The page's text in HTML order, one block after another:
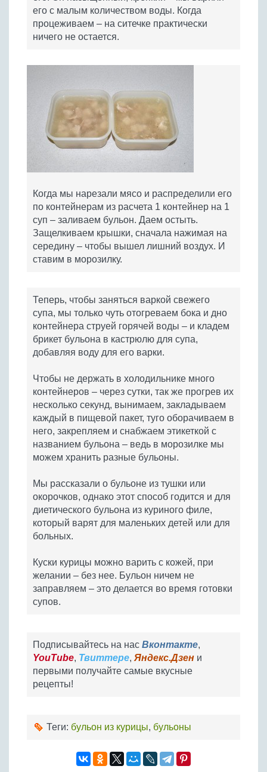
его с малым количеством воды. Когда
процеживаем – на ситечке практически
ничего не остается.
Когда мы нарезали мясо и распределили его
по контейнерам из расчета 1 контейнер на 1
суп – заливаем бульон. Даем остыть.
Защелкиваем крышки, сначала нажимая на
середину – чтобы вышел лишний воздух. И
ставим в морозилку.
Теперь, чтобы заняться варкой свежего
супа, мы только чуть отогреваем бока и дно
контейнера струей горячей воды – и кладем
брикет бульона в кастрюлю для супа,
добавляя воду для его варки.
Чтобы не держать в холодильнике много
контейнеров – через сутки, так же прогрев их
несколько секунд, вынимаем, закладываем
каждый в пищевой пакет, туго оборачиваем в
него, закрепляем и снабжаем этикеткой с
названием бульона – ведь в морозилке мы
можем хранить разные бульоны.
Мы рассказали о бульоне из тушки или
окорочков, однако этот способ годится и для
диетического бульона из куриного филе,
который варят для маленьких детей или для
больных.
Куски курицы можно варить с кожей, при
желании – без нее. Бульон ничем не
заправляем – это делается во время готовки
супов.
Подписывайтесь на нас Вконтакте,
YouTube, Твиттере, Яндекс.Дзен и
первыми получайте самые вкусные
рецепты!
Теги: бульон из курицы, бульоны